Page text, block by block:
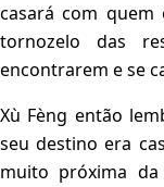
casará com
tornozelo das
encontrarem e se
Xù Fèng então
seu destino era
muito próxima